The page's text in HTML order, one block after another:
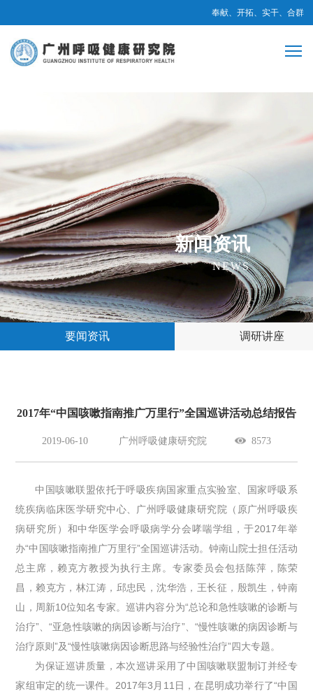
奉献、开拓、实干、合群
新闻资讯
NEWS
要闻资讯 调研讲座
2017年“中国咳嗽指南推广万里行”全国巡讲活动总结报告
2019-06-10 广州呼吸健康研究院 8573
中国咳嗽联盟依托于呼吸疾病国家重点实验室、国家呼吸系
统疾病临床医学研究中心、广州呼吸健康研究院（原广州呼吸疾
病研究所）和中华医学会呼吸病学分会哮喘学组，于2017年举
办“中国咳嗽指南推广万里行”全国巡讲活动。钟南山院士担任活动
总主席，赖克方教授为执行主席。专家委员会包括陈萍，陈荣
昌，赖克方，林江涛，邱忠民，沈华浩，王长征，殷凯生，钟南
山，周新10位知名专家。巡讲内容分为“总论和急性咳嗽的诊断与
治疗”、“亚急性咳嗽的病因诊断与治疗”、“慢性咳嗽的病因诊断与
治疗原则”及“慢性咳嗽病因诊断思路与经验性治疗”四大专题。
为保证巡讲质量，本次巡讲采用了中国咳嗽联盟制订并经专
家组审定的统一课件。2017年3月11日，在昆明成功举行了“中国